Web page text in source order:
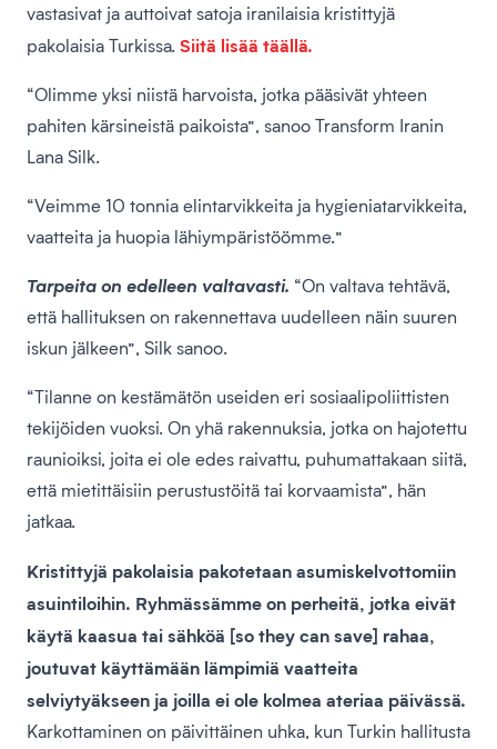
vastasivat ja auttoivat satoja iranilaisia kristittyjä
pakolaisia Turkissa. Siitä lisää täällä.
“Olimme yksi niistä harvoista, jotka pääsivät yhteen
pahiten kärsineistä paikoista”, sanoo Transform Iranin
Lana Silk.
“Veimme 10 tonnia elintarvikkeita ja hygieniatarvikkeita,
vaatteita ja huopia lähiympäristöömme.”
Tarpeita on edelleen valtavasti. “On valtava tehtävä,
että hallituksen on rakennettava uudelleen näin suuren
iskun jälkeen”, Silk sanoo.
“Tilanne on kestämätön useiden eri sosiaalipoliittisten
tekijöiden vuoksi. On yhä rakennuksia, jotka on hajotettu
raunioiksi, joita ei ole edes raivattu, puhumattakaan siitä,
että mietittäisiin perustustöitä tai korvaamista”, hän
jatkaa.
Kristittyjä pakolaisia pakotetaan asumiskelvottomiin
asuintiloihin. Ryhmässämme on perheitä, jotka eivät
käytä kaasua tai sähköä [so they can save] rahaa,
joutuvat käyttämään lämpimiä vaatteita
selviytyäkseen ja joilla ei ole kolmea ateriaa päivässä.
Karkottaminen on päivittäinen uhka, kun Turkin hallitusta